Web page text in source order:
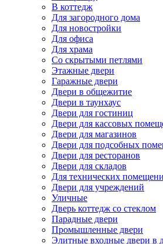
В коттедж
Для загородного дома
Для новостройки
Для офиса
Для храма
Со скрытыми петлями
Этажные двери
Гаражные двери
Двери в общежитие
Двери в таунхаус
Двери для гостиниц
Двери для кассовых
Двери для магазинов
Двери для подсобных
Двери для ресторанов
Двери для складов
Для технических
Двери для учреждений
Уличные
Дверь коттедж со стеклом
Парадные двери
Промышленные двери
Элитные входные двери в